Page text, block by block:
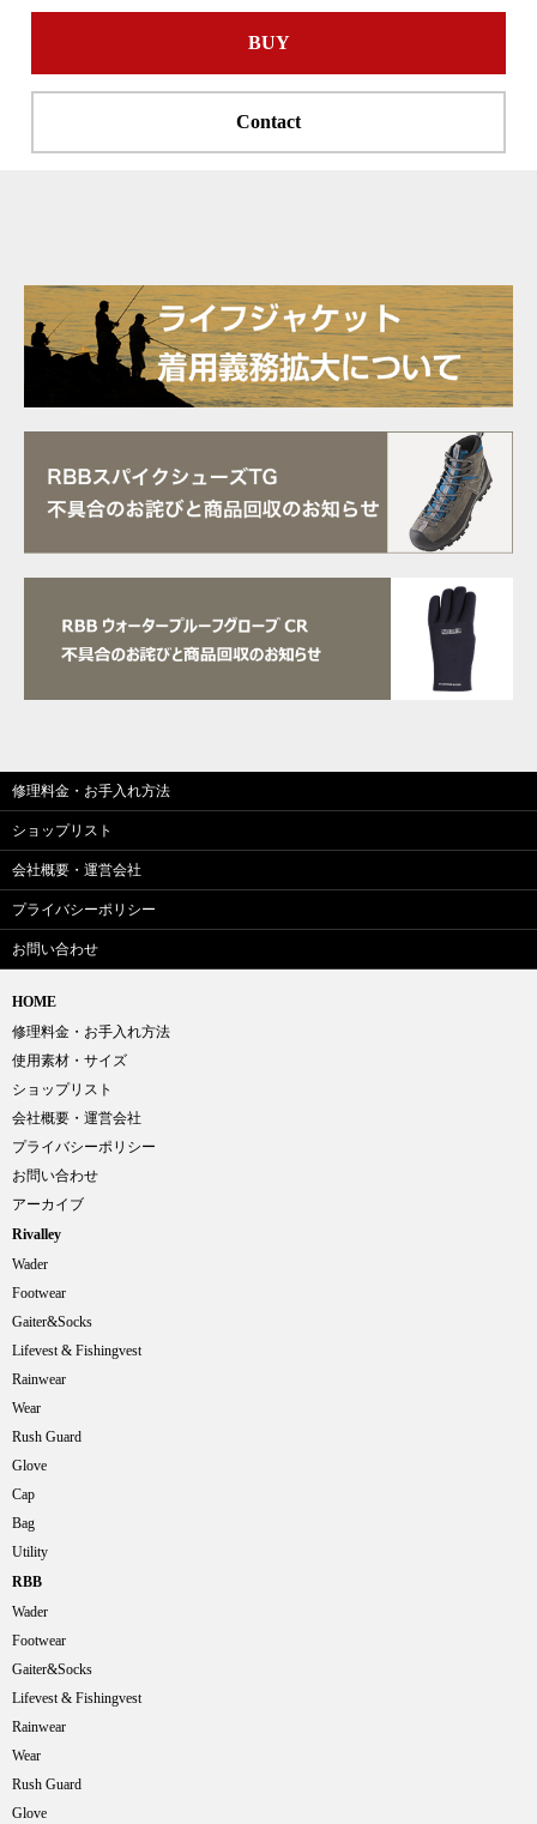
BUY
Contact
修理料金・お手入れ方法
ショップリスト
会社概要・運営会社
プライバシーポリシー
お問い合わせ
HOME
修理料金・お手入れ方法
使用素材・サイズ
ショップリスト
会社概要・運営会社
プライバシーポリシー
お問い合わせ
アーカイブ
Rivalley
Wader
Footwear
Gaiter&Socks
Lifevest & Fishingvest
Rainwear
Wear
Rush Guard
Glove
Cap
Bag
Utility
RBB
Wader
Footwear
Gaiter&Socks
Lifevest & Fishingvest
Rainwear
Wear
Rush Guard
Glove